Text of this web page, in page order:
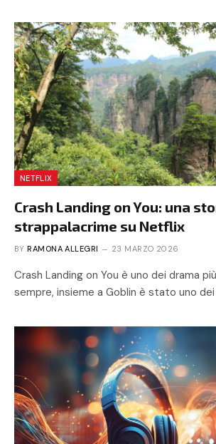
NETFLIX
Crash Landing on You: una
strappalacrime su Netflix
BY RAMONA ALLEGRI 23 MARZO 2026
Crash Landing on You è uno dei drama
sempre, insieme a Goblin è stato uno